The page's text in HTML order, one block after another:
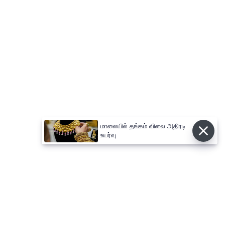
மாலையில் தங்கம் விலை அதிரடி
உயர்வு